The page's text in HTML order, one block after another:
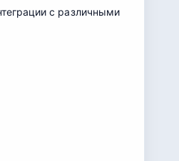
с различными